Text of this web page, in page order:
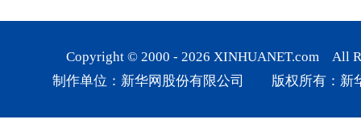
Copyright © 2000 - 2026 XINHUANET.com All
制作单位：新华网股份有限公司 版权所有：新